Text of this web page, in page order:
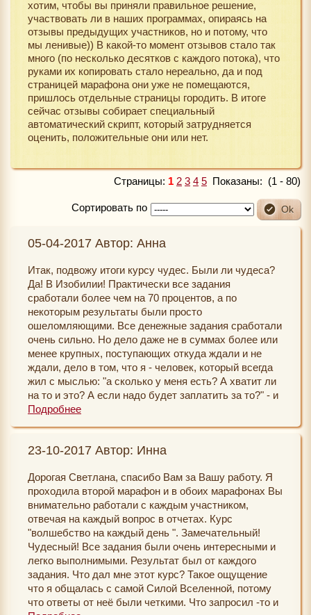
хотим, чтобы вы приняли правильное решение,
участвовать ли в наших программах, опираясь на
отзывы предыдущих участников, но и потому, что
мы ленивые)) В какой-то момент отзывов стало так
много (по несколько десятков с каждого потока), что
руками их копировать стало нереально, да и под
страницей марафона они уже не помещаются,
пришлось отдельные страницы городить. В итоге
сейчас отзывы собирает специальный
автоматический скрипт, который затрудняется
оценить, положительные они или нет.
Страницы: 1 2 3 4 5 Показаны: (1 - 80)
Сортировать по
05-04-2017 Автор: Анна
Итак, подвожу итоги курсу чудес. Были ли чудеса?
Да! В Изобилии! Практически все задания
сработали более чем на 70 процентов, а по
некоторым результаты были просто
ошеломляющими. Все денежные задания сработали
очень сильно. Но дело даже не в суммах более или
менее крупных, поступающих откуда ждали и не
ждали, дело в том, что я - человек, который всегда
жил с мыслью: "а сколько у меня есть? А хватит ли
на то и это? А если надо будет заплатить за то?" - и
точно знал, сколько у него денег в кошельке и на
силы и нервы) - у меня более чем достаточно денег.
почувствовала себя свободной в этом плане и
деньги реально потекли ко мне сами собой. В общей
сложности, я даже не знаю, сколько именно
получила сверх обычного за марафон, но больше
сорока тысяч точно.
В личном тоже есть очень серьезные сдвиги. Об
этом не хочу писать подробно, но они есть - и тоже
"доказуемые": разговоры, смс, действия.
И очень изменилась моя семья. Я стала делать для
себя то, что я хочу, и они, как по волшебной
Подробнее
23-10-2017 Автор: Инна
Дорогая Светлана, спасибо Вам за Вашу работу. Я
проходила второй марафон и в обоих марафонах Вы
внимательно работали с каждым участником,
отвечая на каждый вопрос в отчетах. Курс
"волшебство на каждый день ". Замечательный!
Чудесный! Все задания были очень интересными и
легко выполнимыми. Результат был от каждого
задания. Что дал мне этот курс? Такое ощущение
что я общалась с самой Силой Вселенной, потому
что ответы от неё были четкими. Что запросил -то и